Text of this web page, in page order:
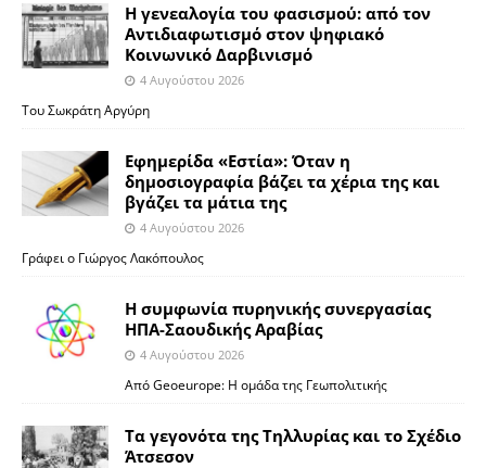
Η γενεαλογία του φασισμού: από τον
Αντιδιαφωτισμό στον ψηφιακό
Κοινωνικό Δαρβινισμό
4 Αυγούστου 2026
Του Σωκράτη Αργύρη
Εφημερίδα «Εστία»: Όταν η
δημοσιογραφία βάζει τα χέρια της και
βγάζει τα μάτια της
4 Αυγούστου 2026
Γράφει ο Γιώργος Λακόπουλος
Η συμφωνία πυρηνικής συνεργασίας
ΗΠΑ-Σαουδικής Αραβίας
4 Αυγούστου 2026
Από Geoeurope: H ομάδα της Γεωπολιτικής
Τα γεγονότα της Τηλλυρίας και το Σχέδιο
Άτσεσον